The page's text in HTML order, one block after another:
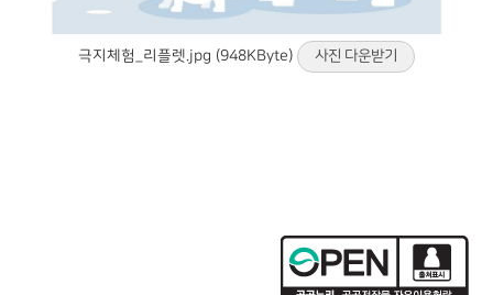
극지체험_리플렛.jpg (948KByte) 사진 다운받기